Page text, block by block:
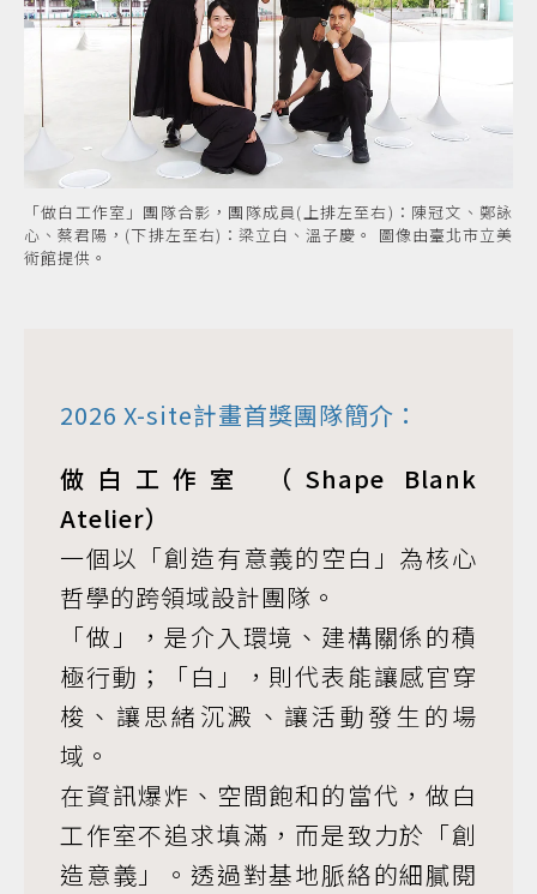
「做白工作室」團隊合影，團隊成員(上排左至右)：陳冠文、鄭詠
心、蔡君陽，(下排左至右)：梁立白、溫子慶。 圖像由臺北市立美
術館提供。
2026 X-site計畫首獎團隊簡介：
做白工作室 （Shape Blank
Atelier）
一個以「創造有意義的空白」為核心
哲學的跨領域設計團隊。
「做」，是介入環境、建構關係的積
極行動；「白」，則代表能讓感官穿
梭、讓思緒沉澱、讓活動發生的場
域。
在資訊爆炸、空間飽和的當代，做白
工作室不追求填滿，而是致力於「創
造意義」。透過對基地脈絡的細膩閱